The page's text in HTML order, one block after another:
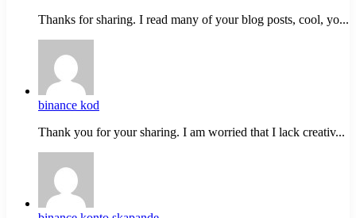
Thanks for sharing. I read many of your blog posts, cool, yo...
binance kod
Thank you for your sharing. I am worried that I lack creativ...